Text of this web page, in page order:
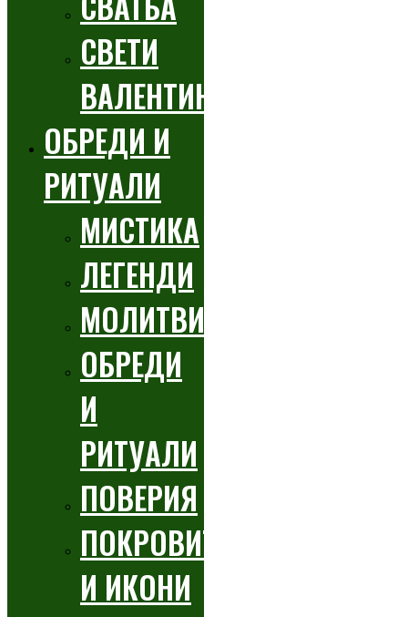
СВЕТИ
ВАЛЕНТИН
ОБРЕДИ И
РИТУАЛИ
МИСТИКА
ЛЕГЕНДИ
МОЛИТВИ
ОБРЕДИ
И
РИТУАЛИ
ПОВЕРИЯ
ПОКРОВИТЕЛИ
И ИКОНИ